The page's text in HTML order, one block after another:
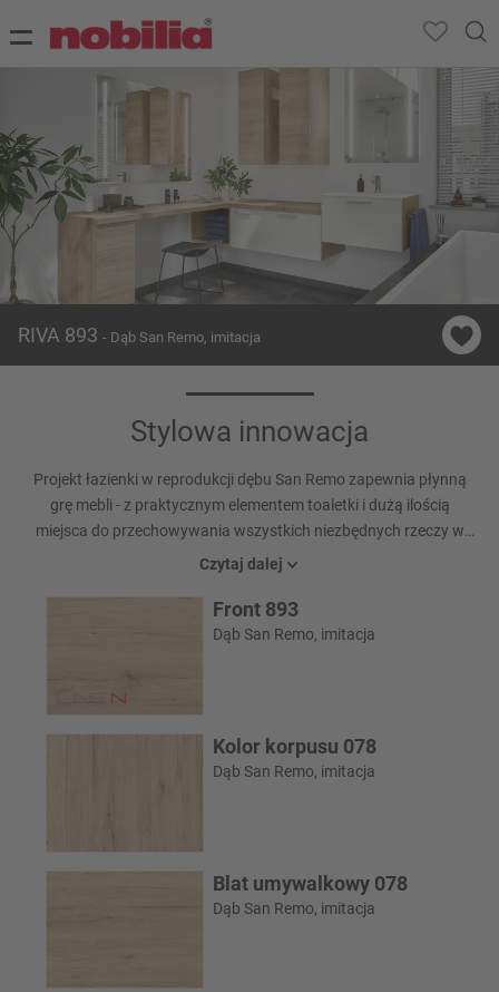
RIVA 893 - Dąb San Remo, imitacja
Stylowa innowacja
Projekt łazienki w reprodukcji dębu San Remo zapewnia płynną
grę mebli - z praktycznym elementem toaletki i dużą ilością
miejsca do przechowywania wszystkich niezbędnych rzeczy w
łazience. Łazienka, która nie pozostawia nic do życzenia.
Czytaj dalej
Front 893
Dąb San Remo, imitacja
Kolor korpusu 078
Dąb San Remo, imitacja
Blat umywalkowy 078
Dąb San Remo, imitacja